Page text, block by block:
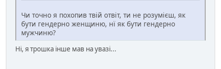
Чи точно я похопив твій отвіт, ти не розумієш, як
бути гендерно женщиню, нї як бути гендерно
мужчиню?
Ні, я трошка інше мав на увазі...